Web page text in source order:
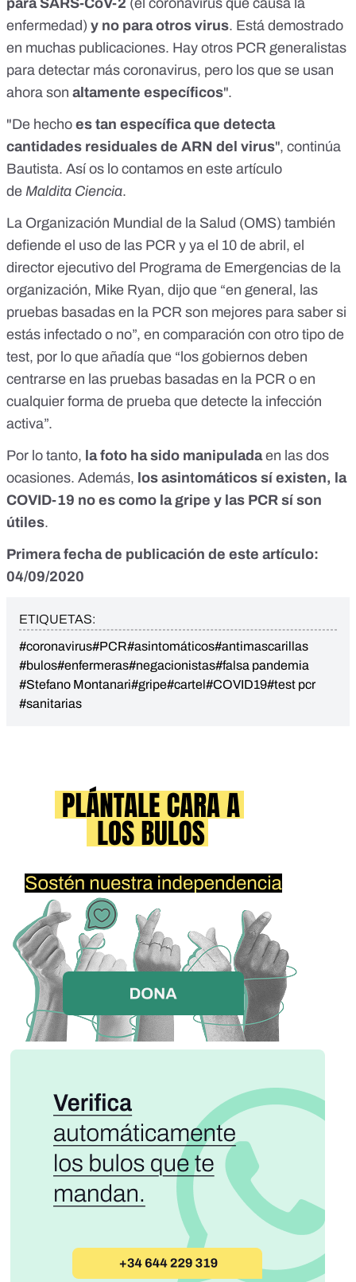
enfermedad) y no para otros virus. Está demostrado
en muchas publicaciones. Hay otros PCR generalistas
para detectar más coronavirus, pero los que se usan
ahora son altamente específicos".
"De hecho es tan específica que detecta
cantidades residuales de ARN del virus", continúa
Bautista. Así os lo contamos en este artículo
de Maldita Ciencia.
La Organización Mundial de la Salud (OMS) también
defiende el uso de las PCR y ya el 10 de abril, el
director ejecutivo del Programa de Emergencias de la
organización, Mike Ryan, dijo que “en general, las
pruebas basadas en la PCR son mejores para saber si
estás infectado o no”, en comparación con otro tipo de
test, por lo que añadía que “los gobiernos deben
centrarse en las pruebas basadas en la PCR o en
cualquier forma de prueba que detecte la infección
activa”.
Por lo tanto, la foto ha sido manipuladaen las dos
ocasiones. Además, los asintomáticos sí existen, la
COVID-19 no es como la gripe y las PCR sí son
útiles.
Primera fecha de publicación de este artículo:
04/09/2020
ETIQUETAS:
#coronavirus#PCR#asintomáticos#antimascarillas
#bulos#enfermeras#negacionistas#falsa pandemia
#Stefano Montanari#gripe#cartel#COVID19#test pcr
#sanitarias